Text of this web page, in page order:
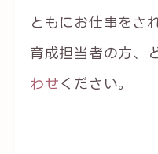
ともにお仕事をさ
育成担当者の方、
わせ ください。